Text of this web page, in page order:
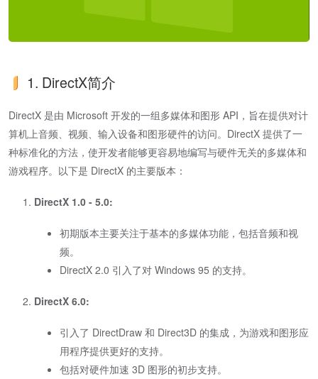
1. DirectX简介
DirectX 是由 Microsoft 开发的一组多媒体和图形 API，旨在提供对计
算机上音频、视频、输入设备和图形硬件的访问。DirectX 提供了一
种标准化的方法，使开发者能够更容易地编写与硬件无关的多媒体和
游戏程序。以下是 DirectX 的主要版本：
DirectX 1.0 - 5.0:
初期版本主要关注于基本的多媒体功能，包括音频和视
频。
DirectX 2.0 引入了对 Windows 95 的支持。
DirectX 6.0:
引入了 DirectDraw 和 Direct3D 的集成，为游戏和图形应
用程序提供更好的支持。
包括对硬件加速 3D 图形的初步支持。